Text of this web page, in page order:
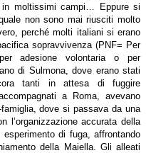
in moltissimi campi… Eppure si
non sono mai riusciti molto
perché molti italiani si erano
sopravvivenza (PNF= Per
adesione volontaria o per
di Sulmona, dove erano stati
tanti in attesa di fuggire
a Roma, avevano
dove si passava da una
l’organizzazione accurata della
di fuga, affrontando
della Maiella. Gli alleati